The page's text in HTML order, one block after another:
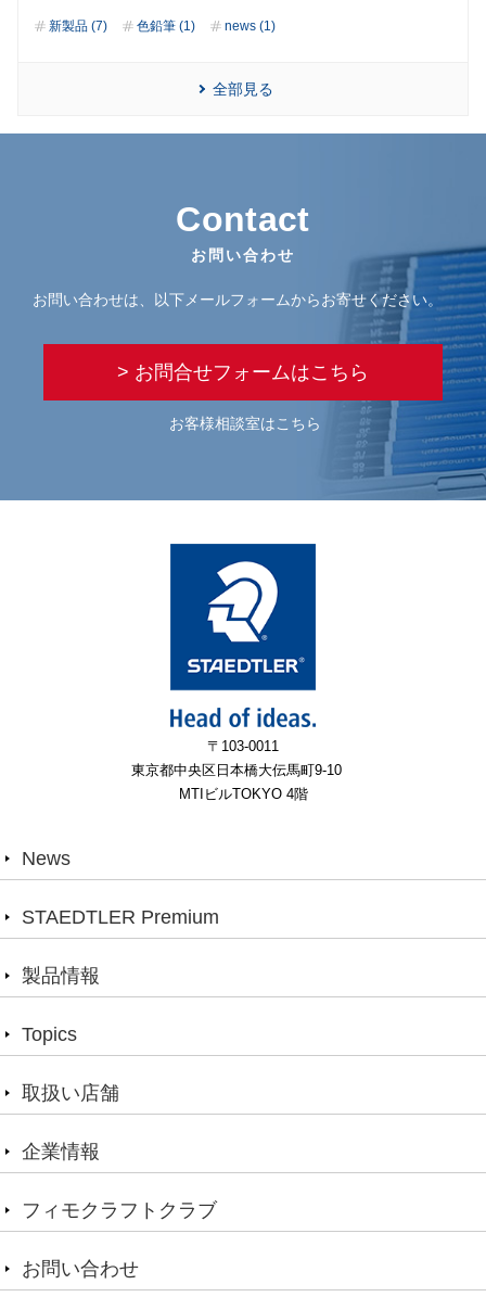
新製品 (7) 色鉛筆 (1) news (1)
全部見る
Contact
お問い合わせ
お問い合わせは、以下メールフォームからお寄せください。
> お問合せフォームはこちら
お客様相談室はこちら
〒103-0011
東京都中央区日本橋大伝馬町9-10
MTIビルTOKYO 4階
News
STAEDTLER Premium
製品情報
Topics
取扱い店舗
企業情報
フィモクラフトクラブ
お問い合わせ